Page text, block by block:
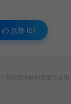
点赞 (5)
系统性拆解财富底层逻辑